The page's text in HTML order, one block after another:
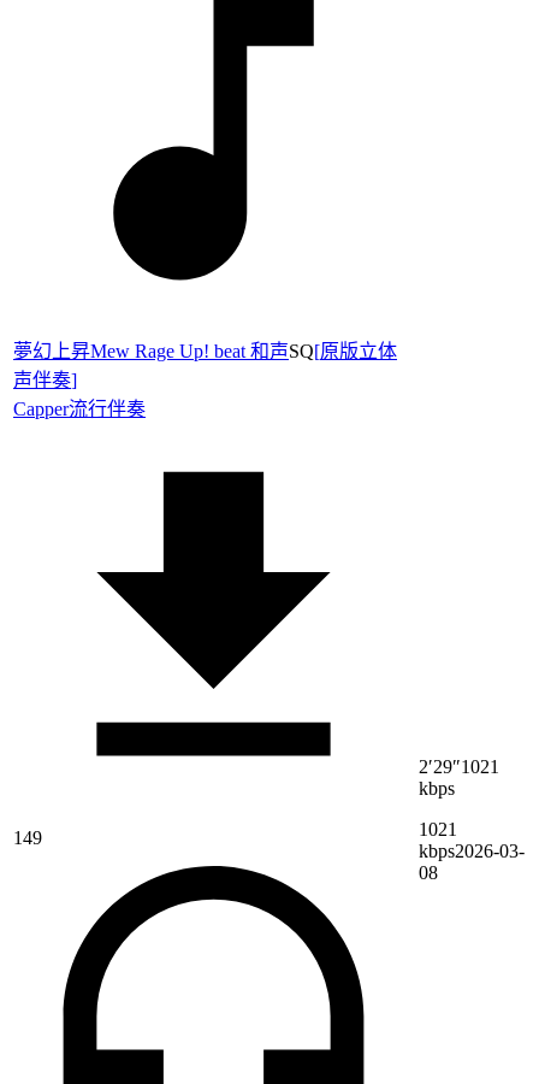
夢幻上昇Mew Rage Up! beat 和声SQ[原版立体
声伴奏]
Capper流行伴奏
149
2′29″1021
kbps
1021
kbps2026-03-
08